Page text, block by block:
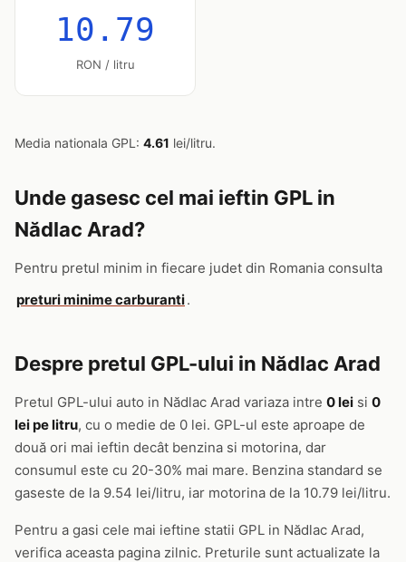
10.79
RON / litru
Media nationala GPL: 4.61 lei/litru.
Unde gasesc cel mai ieftin GPL in
Nădlac Arad?
Pentru pretul minim in fiecare judet din Romania consulta
preturi minime carburanti.
Despre pretul GPL-ului in Nădlac Arad
Pretul GPL-ului auto in Nădlac Arad variaza intre 0 lei si 0
lei pe litru, cu o medie de 0 lei. GPL-ul este aproape de
două ori mai ieftin decât benzina si motorina, dar
consumul este cu 20-30% mai mare. Benzina standard se
gaseste de la 9.54 lei/litru, iar motorina de la 10.79 lei/litru.
Pentru a gasi cele mai ieftine statii GPL in Nădlac Arad,
verifica aceasta pagina zilnic. Preturile sunt actualizate la